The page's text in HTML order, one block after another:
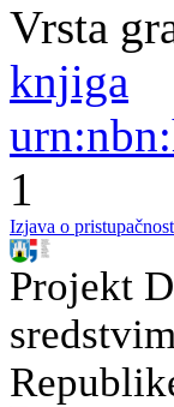
Vrsta
knjiga
1
Izjava o
Projekt